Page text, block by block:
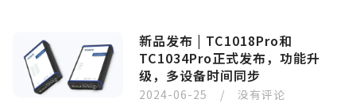
新品发布 | TC1018Pro和
TC1034Pro正式发布，功能升
级，多设备时间同步
2024-06-25
没有评论